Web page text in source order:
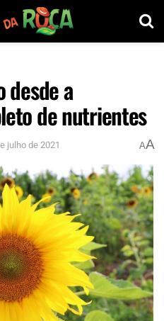
desde a
de nutrientes
julho de 2021 AA